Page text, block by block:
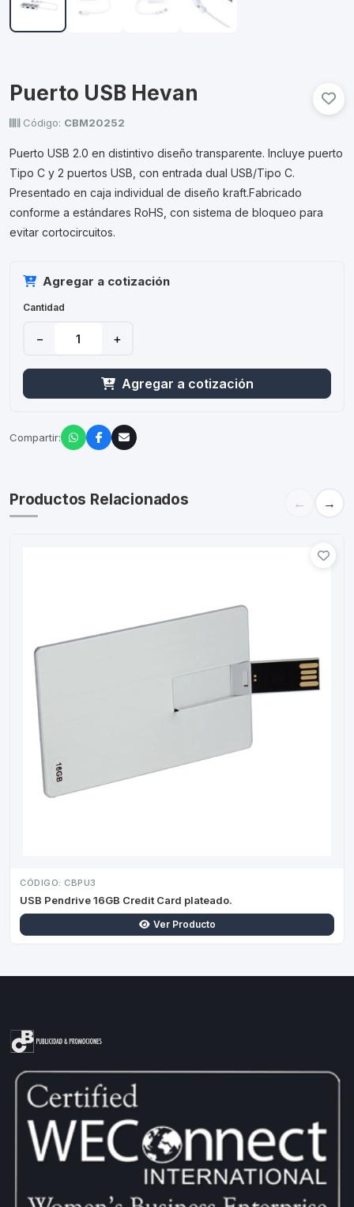
Puerto USB Hevan
Código: CBM20252
Puerto USB 2.0 en distintivo diseño transparente. Incluye puerto
Tipo C y 2 puertos USB, con entrada dual USB/Tipo C.
Presentado en caja individual de diseño kraft.Fabricado
conforme a estándares RoHS, con sistema de bloqueo para
evitar cortocircuitos.
Agregar a cotización
Cantidad
− +
Agregar a cotización
Compartir:
Productos Relacionados ← →
CÓDIGO: CBPU3
USB Pendrive 16GB Credit Card plateado.
Ver Producto